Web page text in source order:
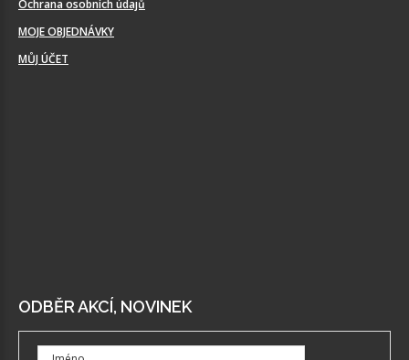
Ochrana osobních údajů
MOJE OBJEDNÁVKY
MŮJ ÚČET
ODBĚR AKCÍ, NOVINEK